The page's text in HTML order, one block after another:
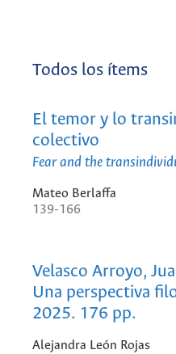
Todos los ítems
El temor y lo
colectivo
Fear and the
Mateo Berlaffa
139-166
Velasco Arroyo,
Una perspectiva
2025. 176 pp.
Alejandra León Rojas